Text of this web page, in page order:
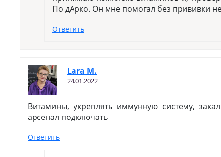
По дАрко. Он мне помогал без прививки
Ответить
Lara M.
24.01.2022
Витамины, укреплять иммунную систему,
арсенал подключать
Ответить